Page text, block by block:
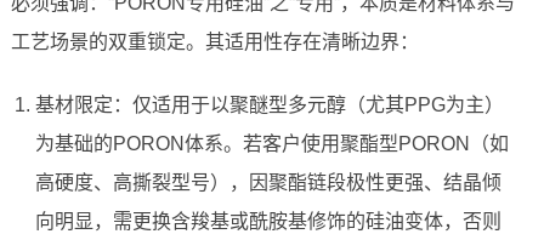
工艺场景的双重锁定。其适用性存在清晰边界：
基材限定：仅适用于以聚醚型多元醇（尤其PPG为主）
为基础的PORON体系。若客户使用聚酯型PORON（如
高硬度、高撕裂型号），因聚酯链段极性更强、结晶倾
向明显，需更换含羧基或酰胺基修饰的硅油变体，否则